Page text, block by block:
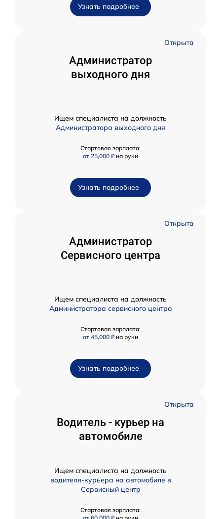
Узнать подробнее
Открыта
Администратор
выходного дня
Ищем специалиста на должность
Администратора выходного дня
Стартовая зарплата:
от 25,000 ₽ на руки
Узнать подробнее
Открыта
Администратор
Сервисного центра
Ищем специалиста на должность
Администратора сервисного центра
Стартовая зарплата:
от 45,000 ₽ на руки
Узнать подробнее
Открыта
Водитель - курьер на
автомобиле
Ищем специалиста на должность
водителя-курьера на автомобиле в
Сервисный центр
Стартовая зарплата: